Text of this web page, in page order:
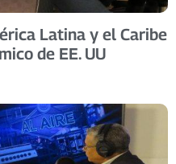
Latina y el Caribe
de EE. UU